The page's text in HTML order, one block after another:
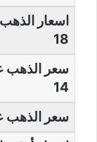
اسعار الذهب
18
سعر الذهب
14
سعر الذهب